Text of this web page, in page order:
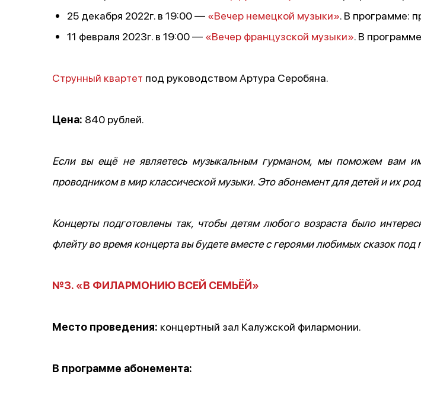
25 декабря 2022г. в 19:00 — «Вечер немецкой музыки». В программе:
11 февраля 2023г. в 19:00 — «Вечер французской музыки». В
Струнный квартет под руководством Артура Серобяна.
Цена: 840 рублей.
Если вы ещё не являетесь музыкальным гурманом, мы поможем вам
проводником в мир классической музыки. Это абонемент для детей и их
Концерты подготовлены так, чтобы детям любого возраста было
флейту во время концерта вы будете вместе с героями любимых сказок под
№3. «В ФИЛАРМОНИЮ ВСЕЙ СЕМЬЁЙ»
Место проведения: концертный зал Калужской филармонии.
В программе абонемента: